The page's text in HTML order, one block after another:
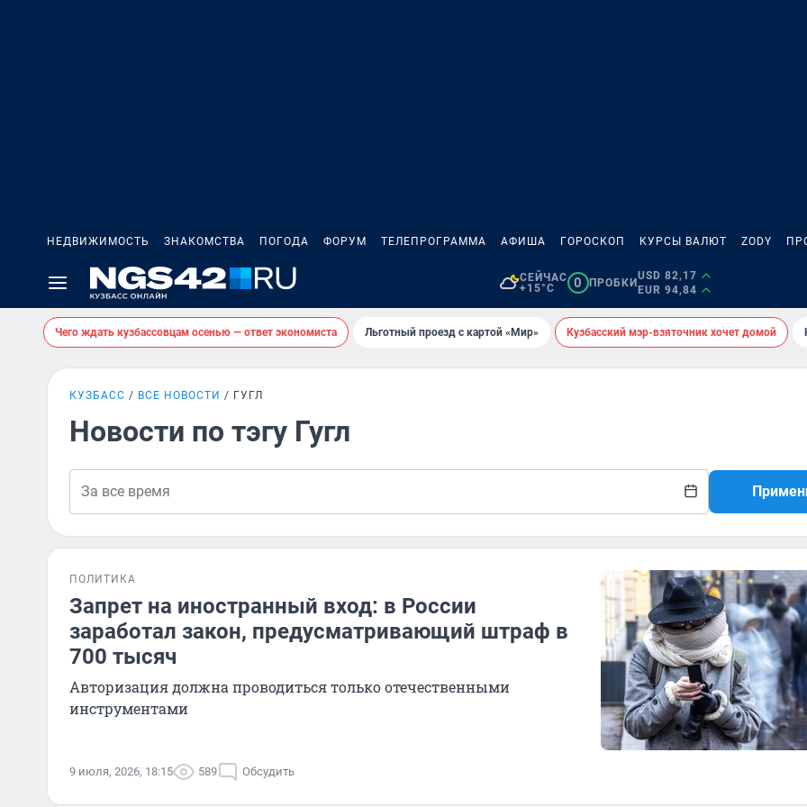
НЕДВИЖИМОСТЬ ЗНАКОМСТВА ПОГОДА ФОРУМ ТЕЛЕПРОГРАММА АФИША ГОРОСКОП КУРСЫ ВАЛЮТ ZODY
СЕЙЧАС
+15°C
0 ПРОБКИ
USD 82,17
EUR 94,84
Чего ждать кузбассовцам осенью — ответ экономиста Льготный проезд с картой «Мир» Кузбасский мэр-взяточник хочет домой
КУЗБАСС ВСЕ НОВОСТИ ГУГЛ
Новости по тэгу Гугл
ПОЛИТИКА
Запрет на иностранный вход: в России
заработал закон, предусматривающий штраф в
700 тысяч
Авторизация должна проводиться только отечественными
инструментами
9 июля, 2026, 18:15 589 Обсудить